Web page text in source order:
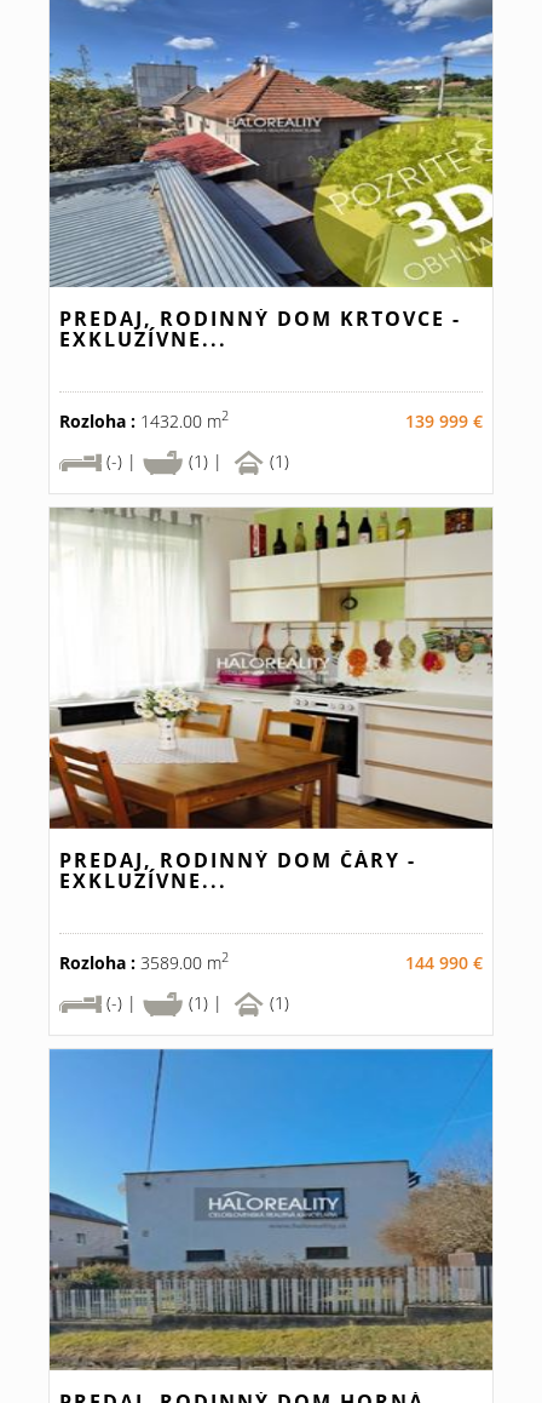
PREDAJ, RODINNÝ DOM KRTOVCE -
EXKLUZÍVNE...
Rozloha : 1432.00 m2
139 999 €
(-) |
(1) | (1)
PREDAJ, RODINNÝ DOM ČÁRY -
EXKLUZÍVNE...
Rozloha : 3589.00 m2
144 990 €
(-) |
(1) | (1)